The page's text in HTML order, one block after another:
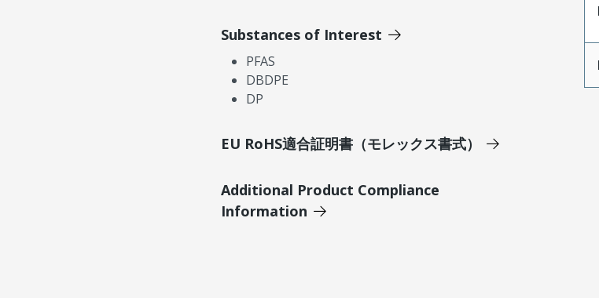
Substances of Interest
PFAS
DBDPE
DP
EU RoHS適合証明書（モレックス書式）
Additional Product Compliance
Information